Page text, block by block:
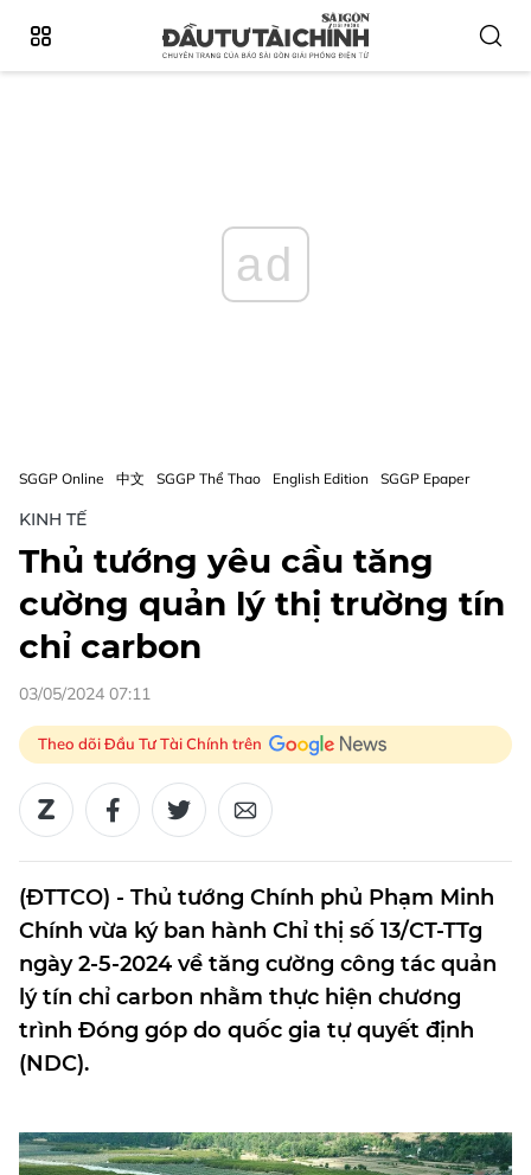
ad
SGGP Online 中文 SGGP Thể Thao English Edition SGGP Epaper
KINH TẾ
Thủ tướng yêu cầu tăng
cường quản lý thị trường tín
chỉ carbon
03/05/2024 07:11
Theo dõi Đầu Tư Tài Chính trên
(ĐTTCO) - Thủ tướng Chính phủ Phạm Minh
Chính vừa ký ban hành Chỉ thị số 13/CT-TTg
ngày 2-5-2024 về tăng cường công tác quản
lý tín chỉ carbon nhằm thực hiện chương
trình Đóng góp do quốc gia tự quyết định
(NDC).